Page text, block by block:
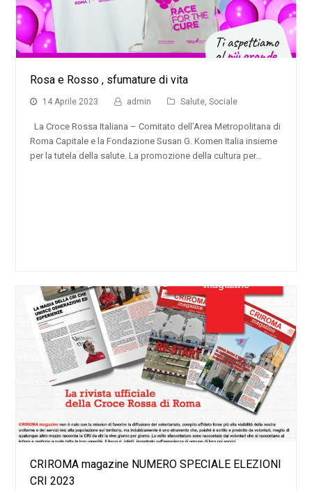
Rosa e Rosso , sfumature di vita
14 Aprile 2023 admin Salute, Sociale
La Croce Rossa Italiana – Comitato dell’Area Metropolitana di
Roma Capitale e la Fondazione Susan G. Komen Italia insieme
per la tutela della salute. La promozione della cultura per…
CRIROMA magazine NUMERO SPECIALE ELEZIONI
CRI 2023